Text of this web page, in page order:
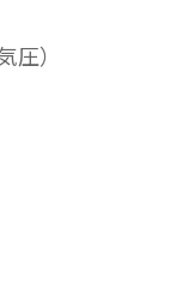
）